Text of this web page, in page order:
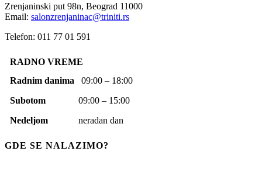
Zrenjaninski put 98n, Beograd 11000
Email: salonzrenjaninac@triniti.rs
Telefon: 011 77 01 591
RADNO VREME
Radnim danima 09:00 – 18:00
Subotom 09:00 – 15:00
Nedeljom neradan dan
GDE SE NALAZIMO?